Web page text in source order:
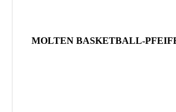
MOLTEN BASKETBALL-